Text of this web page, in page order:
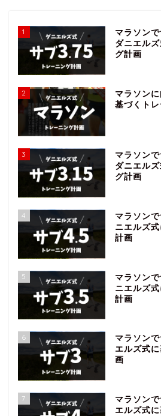
1
マラソン
ダニエル
グ計画
2
マラソン
基づくト
3
マラソン
ダニエル
グ計画
4
マラソン
ニエルズ
計画
5
マラソン
ニエルズ
計画
6
マラソン
エルズ式
画
7
マラソン
エルズ式